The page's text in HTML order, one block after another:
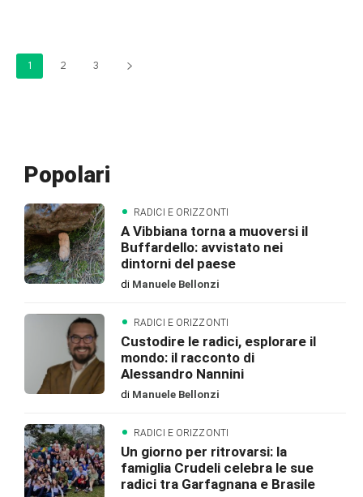
1 2 3
Popolari
RADICI E ORIZZONTI
A Vibbiana torna a muoversi il
Buffardello: avvistato nei
dintorni del paese
di Manuele Bellonzi
RADICI E ORIZZONTI
Custodire le radici, esplorare il
mondo: il racconto di
Alessandro Nannini
di Manuele Bellonzi
RADICI E ORIZZONTI
Un giorno per ritrovarsi: la
famiglia Crudeli celebra le sue
radici tra Garfagnana e Brasile